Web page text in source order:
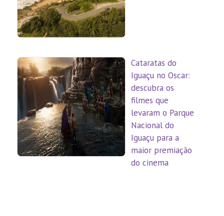
Cataratas do
Iguaçu no Oscar:
descubra os
filmes que
levaram o Parque
Nacional do
Iguaçu para a
maior premiação
do cinema